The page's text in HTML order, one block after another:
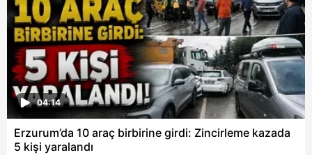
04:14
Erzurum’da 10 araç birbirine girdi: Zincirleme kazada
5 kişi yaralandı